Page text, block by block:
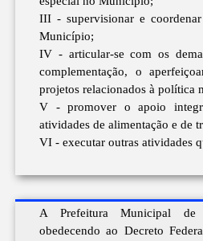
III - supervisionar e
Município;
IV - articular-se com os
complementação, o
projetos relacionados à política
V - promover o apoio
atividades de alimentação e de
VI - executar outras atividades
A Prefeitura Municipal
obedecendo ao Decreto